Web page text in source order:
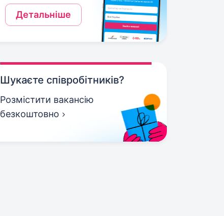
Детальніше
Шукаєте співробітників?
Розмістити вакансію
безкоштовно